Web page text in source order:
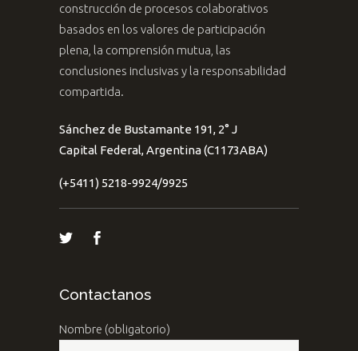
construcción de procesos colaborativos
basados en los valores de participación
plena, la comprensión mutua, las
conclusiones inclusivas y la responsabilidad
compartida.
Sánchez de Bustamante 191, 2° J
Capital Federal, Argentina (C1173ABA)
(+5411) 5218-9924/9925
Contactanos
Nombre (obligatorio)